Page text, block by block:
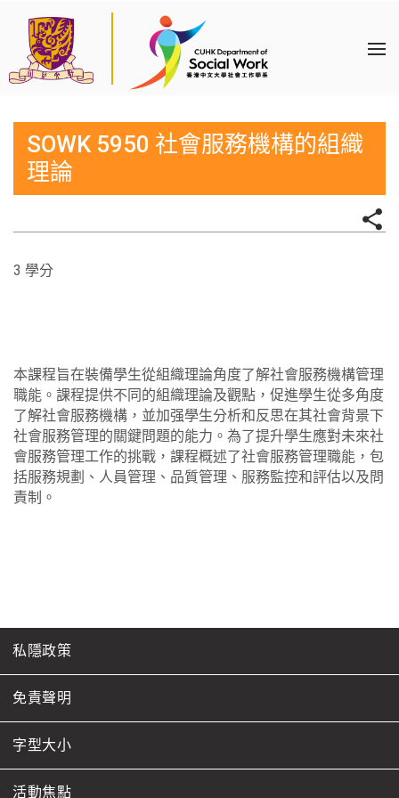
SOWK 5950 社會服務機構的組織
理論
3 學分
本課程旨在裝備學生從組織理論角度了解社會服務機構管理
職能。課程提供不同的組織理論及觀點，促進學生從多角度
了解社會服務機構，並加强學生分析和反思在其社會背景下
社會服務管理的關鍵問題的能力。為了提升學生應對未來社
會服務管理工作的挑戰，課程概述了社會服務管理職能，包
括服務規劃、人員管理、品質管理、服務監控和評估以及問
責制。
私隱政策
免責聲明
字型大小
活動焦點